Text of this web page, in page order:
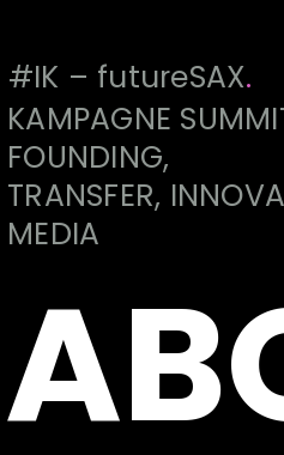
#IK – futureSAX.
KAMPAGNE
FOUNDING,
TRANSFER,
MEDIA